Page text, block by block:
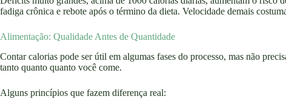
fadiga crônica e rebote após o término da dieta. Velocidade demais
Alimentação: Qualidade Antes de Quantidade
Contar calorias pode ser útil em algumas fases do processo, mas não
tanto quanto quanto você come.
Alguns princípios que fazem diferença real: